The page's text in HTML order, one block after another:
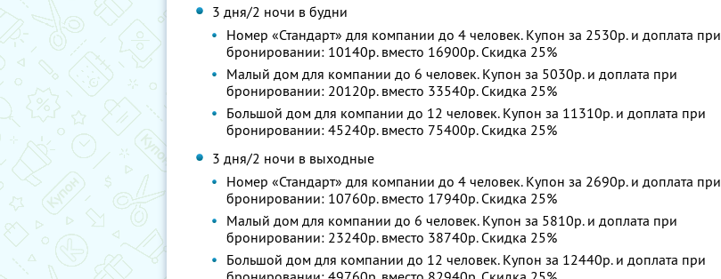
3 дня/2 ночи в будни
Номер «Стандарт» для компании до 4 человек. Купон за 2530р. и доплата при
бронировании: 10140р. вместо 16900р. Скидка 25%
Малый дом для компании до 6 человек. Купон за 5030р. и доплата при
бронировании: 20120р. вместо 33540р. Скидка 25%
Большой дом для компании до 12 человек. Купон за 11310р. и доплата при
бронировании: 45240р. вместо 75400р. Скидка 25%
3 дня/2 ночи в выходные
Номер «Стандарт» для компании до 4 человек. Купон за 2690р. и доплата при
бронировании: 10760р. вместо 17940р. Скидка 25%
Малый дом для компании до 6 человек. Купон за 5810р. и доплата при
бронировании: 23240р. вместо 38740р. Скидка 25%
Большой дом для компании до 12 человек. Купон за 12440р. и доплата при